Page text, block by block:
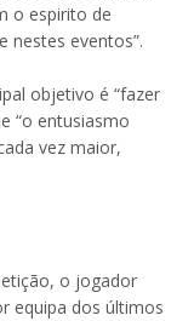
o espirito de
nestes eventos”.
objetivo é “fazer
“o entusiasmo
vez maior,
o jogador
equipa dos últimos